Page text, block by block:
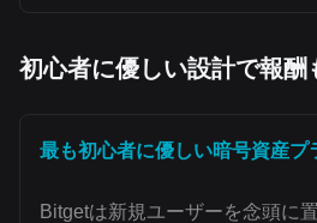
初心者に優しい設計で報酬
最も初心者に優しい暗号資産プ
Bitgetは新規ユーザーを念頭に